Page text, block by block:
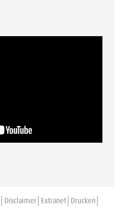
Disclaimer Extranet Drucken